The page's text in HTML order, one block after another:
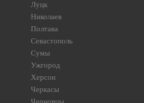
Луцк
Николаев
Полтава
Севастополь
Сумы
Ужгород
Херсон
Черкасы